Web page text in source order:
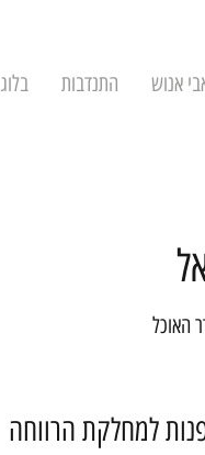
אנוש התנדבות בלוג
האוכל
למחלקת הרווחה